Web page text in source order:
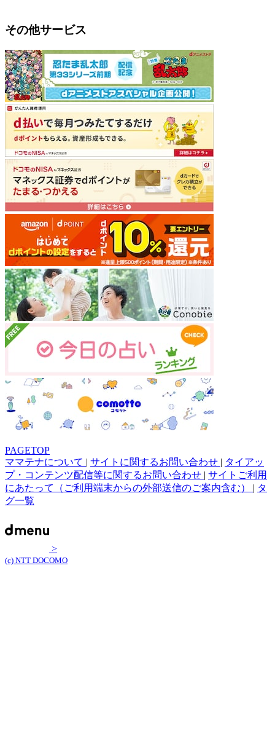
その他サービス
PAGETOP
ママテナについて | サイトに関するお問い合わせ | タイアッ
プ・コンテンツ配信等に関するお問い合わせ | サイトご利用
にあたって（ご利用端末からの外部送信のご案内含む） | タ
グ一覧
>
(c) NTT DOCOMO